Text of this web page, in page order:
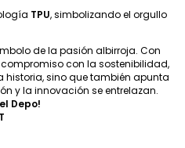
TPU, simbolizando el orgullo
de la pasión albirroja. Con
con la sostenibilidad,
historia, sino que también apunta
y la innovación se entrelazan.
Depo!